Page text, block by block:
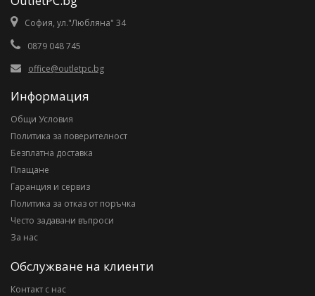
София, ул."Любляна" 34
0879 048 745
office@outletpc.bg
Информация
Общи Условия
Политика за поверителност
Безплатна доставка
Плащане
Гаранция и сервиз
Политика за отказ от поръчка
Често задавани въпроси
За нас
Обслужване на клиенти
Контакт с нас